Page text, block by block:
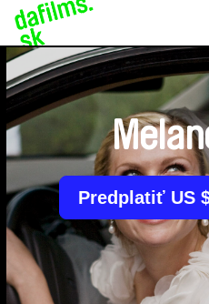
Predplatiť US